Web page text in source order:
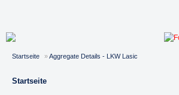
Startseite »Aggregate Details - LKW Lasic
Startseite